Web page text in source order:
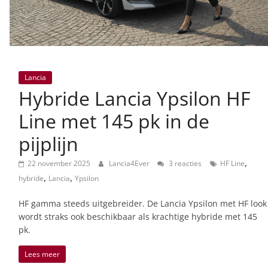
Lancia
Hybride Lancia Ypsilon HF
Line met 145 pk in de
pijplijn
22 november 2025 Lancia4Ever 3 reacties HF Line,
hybride, Lancia, Ypsilon
HF gamma steeds uitgebreider. De Lancia Ypsilon met HF look
wordt straks ook beschikbaar als krachtige hybride met 145
pk.
Lees meer